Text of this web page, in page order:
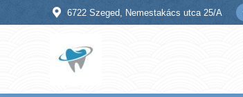
6722 Szeged, Nemestakács utca 25/A